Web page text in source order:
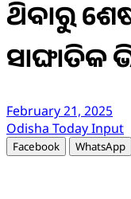
ଥିବାରୁ
ସାଙ୍ଘାତିକ
February 21, 2025
Odisha Today Input
Facebook WhatsApp